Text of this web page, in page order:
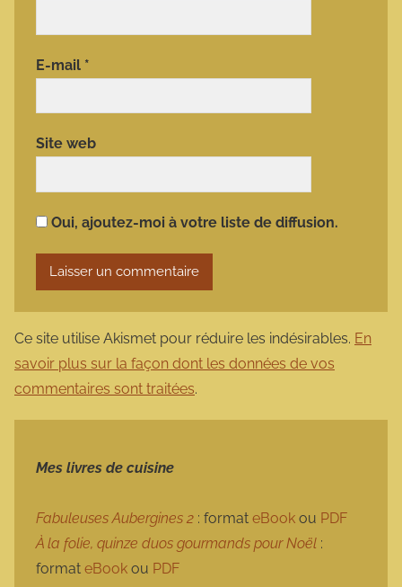
E-mail *
Site web
Oui, ajoutez-moi à votre liste de diffusion.
Ce site utilise Akismet pour réduire les indésirables. En
savoir plus sur la façon dont les données de vos
commentaires sont traitées.
Mes livres de cuisine
Fabuleuses Aubergines 2 : format eBook ou PDF
À la folie, quinze duos gourmands pour Noël :
format eBook ou PDF